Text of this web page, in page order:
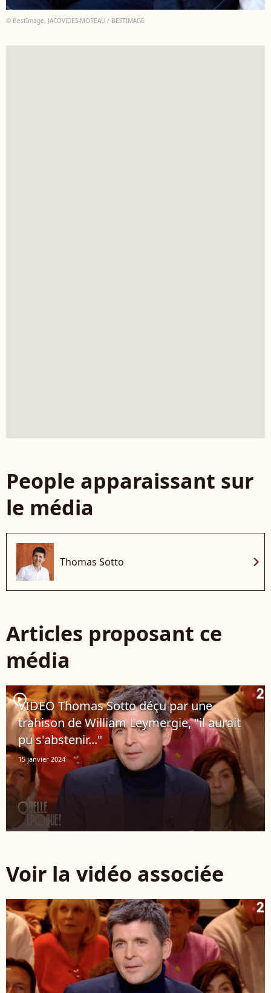
© BestImage, JACOVIDES-MOREAU / BESTIMAGE
People apparaissant sur
le média
Thomas Sotto chevron_right
Articles proposant ce
média
player2
VIDEO Thomas Sotto déçu par une
trahison de William Leymergie, "il aurait
pu s'abstenir..."
15 janvier 2024
Voir la vidéo associée